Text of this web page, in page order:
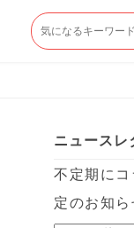
ニュースレ
不定期に
定のお知ら